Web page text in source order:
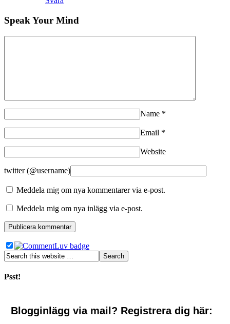
Speak Your Mind
Name *
Email *
Website
twitter (@username)
Meddela mig om nya kommentarer via e-post.
Meddela mig om nya inlägg via e-post.
Psst!
Blogginlägg via mail? Registrera dig här: